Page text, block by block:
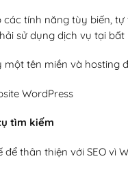
tính năng tùy biến,
sử dụng dịch vụ tại bất
tên miền và hosting
WordPress
tìm kiếm
để thân thiện với SEO vì